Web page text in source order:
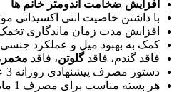
افزایش ضخامت اندومتر خانم ها
با داشتن خاصیت انتی اکسیدانی
افزابش مدت زمان ماندگاری
کمک به بهبود میل و عملکرد جنسی
فاقد گندم، فاقدگلوتن، فاقد مخمر
دستور مصرف پیشنهادی روزانه 3 عدد
هر بسته مناسب برای مصرف 1 ماه